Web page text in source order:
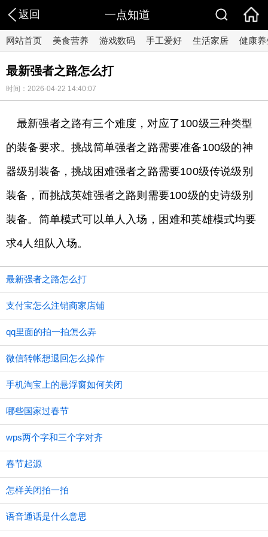
返回 一点知道
网站首页 美食营养 游戏数码 手工爱好 生活家居 健康养
最新强者之路怎么打
时间：2026-04-22 14:40:07
最新强者之路有三个难度，对应了100级三种类型
的装备要求。挑战简单强者之路需要准备100级的神
器级别装备，挑战困难强者之路需要100级传说级别
装备，而挑战英雄强者之路则需要100级的史诗级别
装备。简单模式可以单人入场，困难和英雄模式均要
求4人组队入场。
最新强者之路怎么打
支付宝怎么注销商家店铺
qq里面的拍一拍怎么弄
微信转帐想退回怎么操作
手机淘宝上的悬浮窗如何关闭
哪些国家过春节
wps两个字和三个字对齐
春节起源
怎样关闭拍一拍
语音通话是什么意思